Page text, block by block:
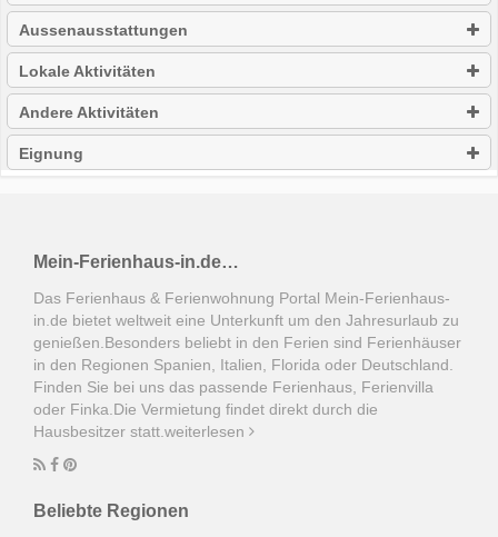
Aussenausstattungen
Lokale Aktivitäten
Andere Aktivitäten
Eignung
Mein-Ferienhaus-in.de…
Das Ferienhaus & Ferienwohnung Portal Mein-Ferienhaus-
in.de bietet weltweit eine Unterkunft um den Jahresurlaub zu
genießen.Besonders beliebt in den Ferien sind Ferienhäuser
in den Regionen Spanien, Italien, Florida oder Deutschland.
Finden Sie bei uns das passende Ferienhaus, Ferienvilla
oder Finka.Die Vermietung findet direkt durch die
Hausbesitzer statt. weiterlesen
Beliebte Regionen